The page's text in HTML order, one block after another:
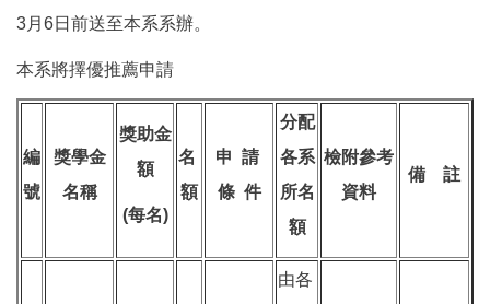
3月6日前送至本系系辦。
本系將擇優推薦申請
編
號
獎學金
名稱
獎助金
額
(每名)
名
額
申 請
條 件
分配
各系
所名
額
檢附參考
資料
備 註
由各